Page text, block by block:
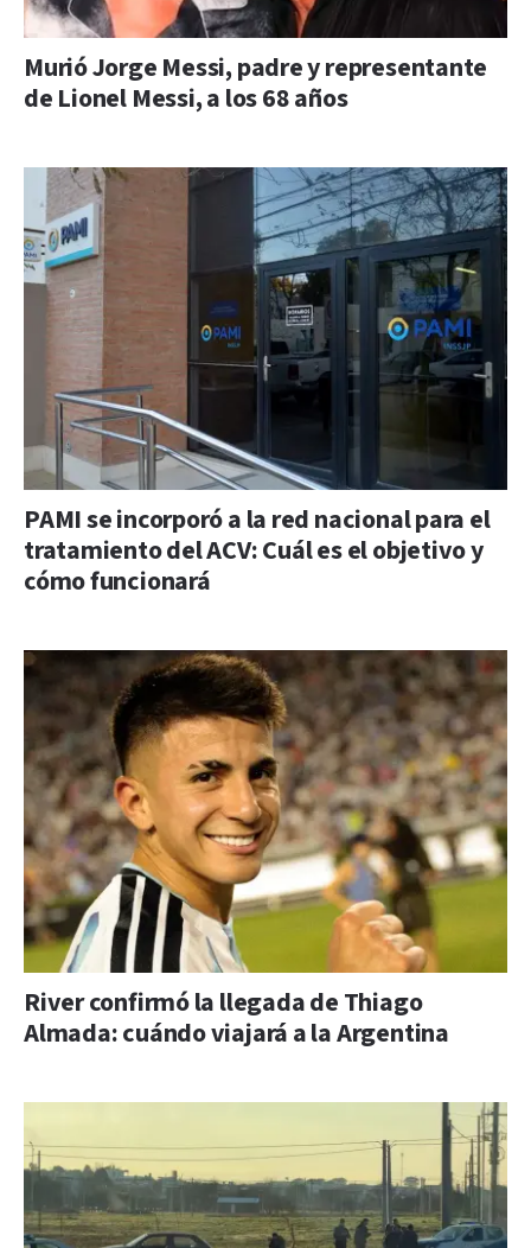
Murió Jorge Messi, padre y representante
de Lionel Messi, a los 68 años
PAMI se incorporó a la red nacional para el
tratamiento del ACV: Cuál es el objetivo y
cómo funcionará
River confirmó la llegada de Thiago
Almada: cuándo viajará a la Argentina